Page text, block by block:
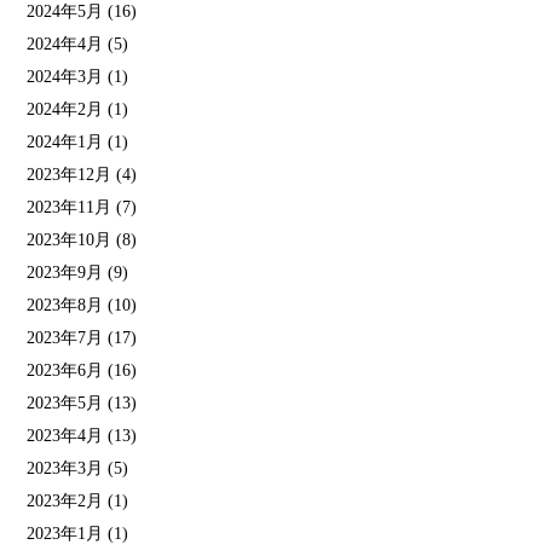
2024年5月 (16)
2024年4月 (5)
2024年3月 (1)
2024年2月 (1)
2024年1月 (1)
2023年12月 (4)
2023年11月 (7)
2023年10月 (8)
2023年9月 (9)
2023年8月 (10)
2023年7月 (17)
2023年6月 (16)
2023年5月 (13)
2023年4月 (13)
2023年3月 (5)
2023年2月 (1)
2023年1月 (1)